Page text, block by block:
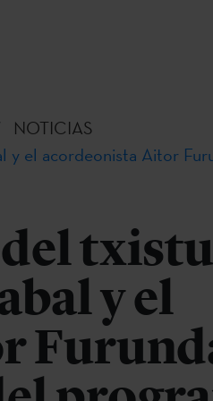
NOTICIAS
el acordeonista Aitor
y el